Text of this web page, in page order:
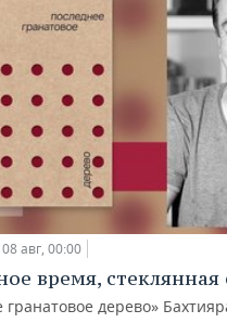
08 авг, 00:00
время, стеклянная
гранатовое дерево»